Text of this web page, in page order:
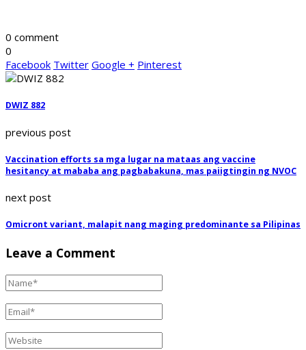
0 comment
0
Facebook Twitter Google + Pinterest
DWIZ 882
previous post
Vaccination efforts sa mga lugar na mataas ang vaccine
hesitancy at mababa ang pagbabakuna, mas paiigtingin ng NVOC
next post
Omicront variant, malapit nang maging predominante sa Pilipinas
Leave a Comment